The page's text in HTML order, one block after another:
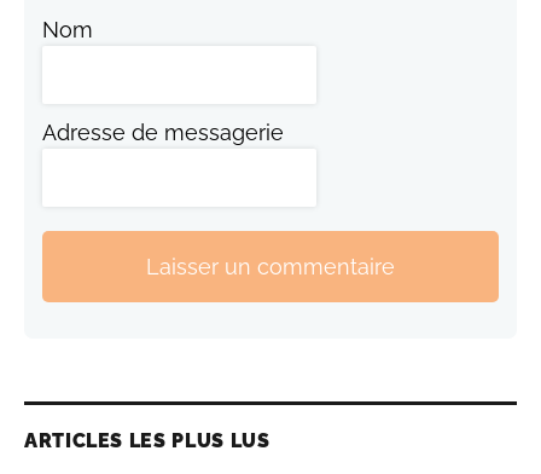
Nom
Adresse de messagerie
Laisser un commentaire
ARTICLES LES PLUS LUS